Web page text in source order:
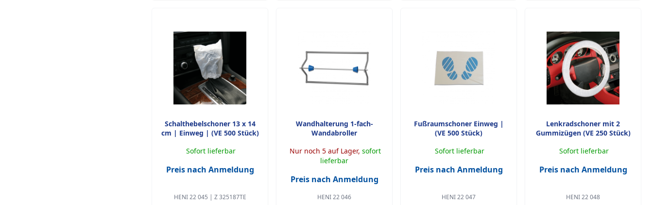
Schalthebelschoner 13 x 14
cm | Einweg | (VE 500 Stück)
Sofort lieferbar
Preis nach Anmeldung
HENI 22 045 | Z 325187TE
Wandhalterung 1-fach-
Wandabroller
Nur noch 5 auf Lager, sofort
lieferbar
Preis nach Anmeldung
HENI 22 046
Fußraumschoner Einweg |
(VE 500 Stück)
Sofort lieferbar
Preis nach Anmeldung
HENI 22 047
Lenkradschoner mit 2
Gummizügen (VE 250 Stück)
Sofort lieferbar
Preis nach Anmeldung
HENI 22 048